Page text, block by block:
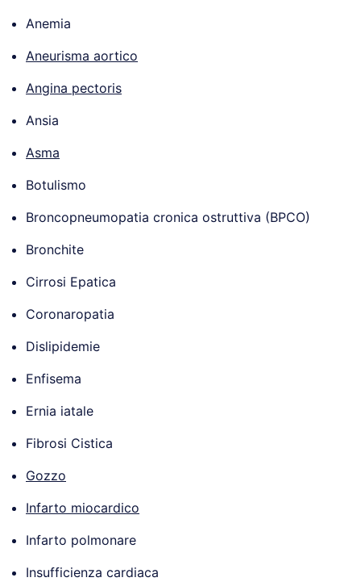
Anemia
Aneurisma aortico
Angina pectoris
Ansia
Asma
Botulismo
Broncopneumopatia cronica ostruttiva (BPCO)
Bronchite
Cirrosi Epatica
Coronaropatia
Dislipidemie
Enfisema
Ernia iatale
Fibrosi Cistica
Gozzo
Infarto miocardico
Infarto polmonare
Insufficienza cardiaca